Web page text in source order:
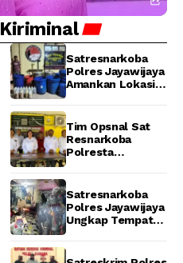
Kiriminal
Satresnarkoba
Polres Jayawijaya
Amankan Lokasi
Wamena
Tim Opsnal Sat
Resnarkoba
Polresta
Kasus Tindak
Pidana Narkotika
Golongan I Jenis
Shabu di SP 4
Satresnarkoba
Polres Jayawijaya
Ungkap Tempat
Wamena